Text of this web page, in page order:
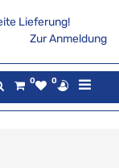
Lieferung!
Zur Anmeldung
0 0